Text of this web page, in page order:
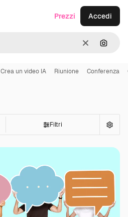
CancellaCerca
Prezzi Accedi
Crea un video IA Riunione Conferenza
Filtri